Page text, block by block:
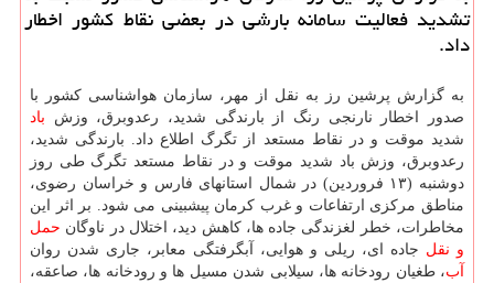
تشدید فعالیت سامانه بارشی در بعضی نقاط کشور اخطار
داد.
به گزارش پرشین رز به نقل از مهر، سازمان هواشناسی کشور با
صدور اخطار نارنجی رنگ از بارندگی شدید، رعدوبرق، وزش باد
شدید موقت و در نقاط مستعد از تگرگ اطلاع داد. بارندگی شدید،
رعدوبرق، وزش باد شدید موقت و در نقاط مستعد تگرگ طی روز
دوشنبه (۱۳ فروردین) در شمال استانهای فارس و خراسان رضوی،
مناطق مرکزی ارتفاعات و غرب کرمان پیشبینی می شود. بر اثر این
مخاطرات، خطر لغزندگی جاده ها، کاهش دید، اختلال در ناوگان حمل
و نقل جاده ای، ریلی و هوایی، آبگرفتگی معابر، جاری شدن روان
آب، طغیان رودخانه ها، سیلابی شدن مسیل ها و رودخانه ها، صاعقه،